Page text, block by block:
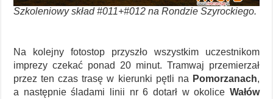
Szkoleniowy skład #011+#012 na Rondzie Szyrockiego.
Na kolejny fotostop przyszło wszystkim uczestnikom
imprezy czekać ponad 20 minut. Tramwaj przemierzał
przez ten czas trasę w kierunki pętli na Pomorzanach,
a następnie śladami linii nr 6 dotarł w okolice Wałów